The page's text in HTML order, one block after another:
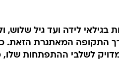
לידה ועד גיל שלוש,
התקופה המאתגרת הזאת.
לשלבי ההתפתחות שלו,